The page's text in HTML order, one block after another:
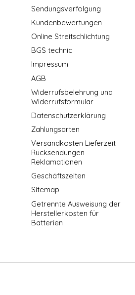
Sendungsverfolgung
Kundenbewertungen
Online Streitschlichtung
BGS technic
Impressum
AGB
Widerrufsbelehrung und
Widerrufsformular
Datenschutzerklärung
Zahlungsarten
Versandkosten Lieferzeit
Rücksendungen
Reklamationen
Geschäftszeiten
Sitemap
Getrennte Ausweisung der
Herstellerkosten für
Batterien